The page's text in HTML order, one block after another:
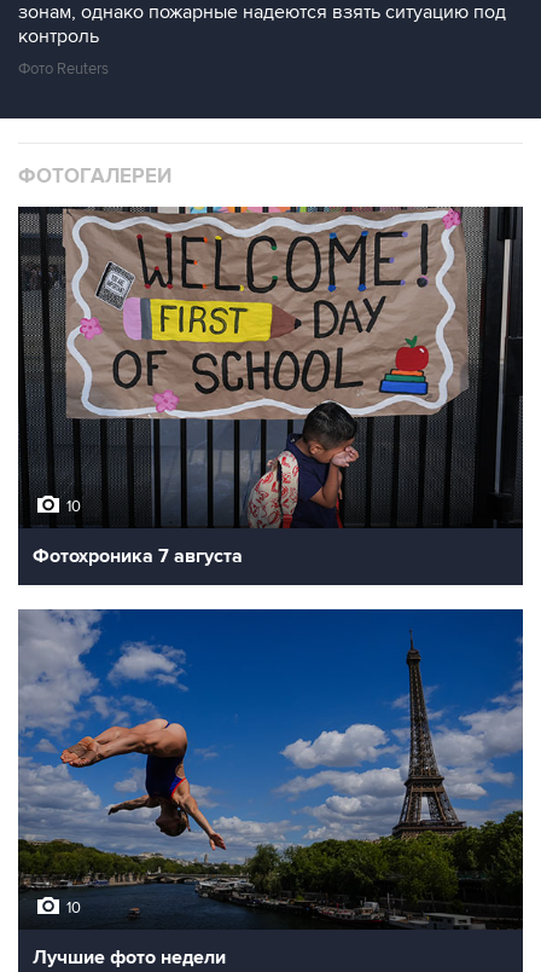
зонам, однако пожарные надеются взять ситуацию под
контроль
Фото Reuters
ФОТОГАЛЕРЕИ
10
Фотохроника 7 августа
10
Лучшие фото недели